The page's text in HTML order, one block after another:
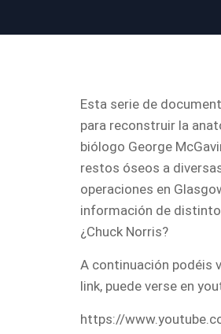
Esta serie de
para reconstruir la
biólogo George
restos óseos a
operaciones en
información de
¿Chuck Norris?
A continuación podéis
link, puede verse en
https://